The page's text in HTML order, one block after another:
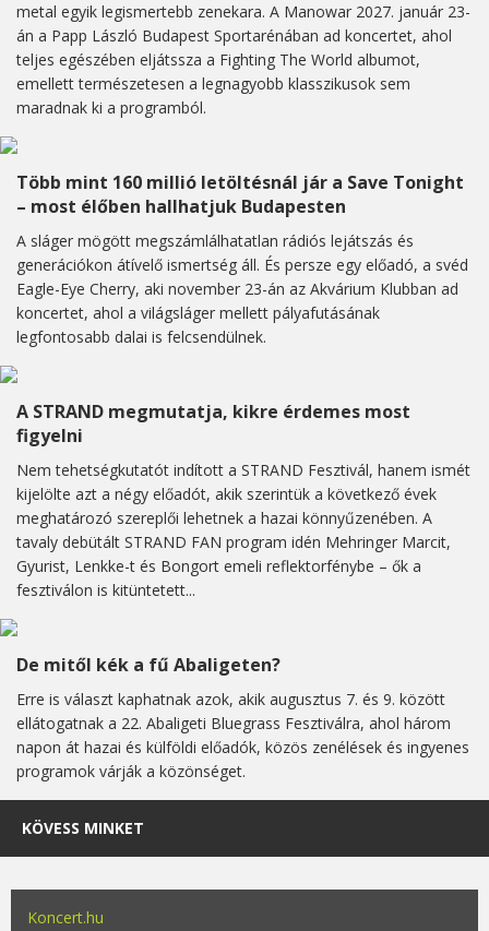
metal egyik legismertebb zenekara. A Manowar 2027. január 23-
án a Papp László Budapest Sportarénában ad koncertet, ahol
teljes egészében eljátssza a Fighting The World albumot,
emellett természetesen a legnagyobb klasszikusok sem
maradnak ki a programból.
Több mint 160 millió letöltésnál jár a Save Tonight
– most élőben hallhatjuk Budapesten
A sláger mögött megszámlálhatatlan rádiós lejátszás és
generációkon átívelő ismertség áll. És persze egy előadó, a svéd
Eagle-Eye Cherry, aki november 23-án az Akvárium Klubban ad
koncertet, ahol a világsláger mellett pályafutásának
legfontosabb dalai is felcsendülnek.
A STRAND megmutatja, kikre érdemes most
figyelni
Nem tehetségkutatót indított a STRAND Fesztivál, hanem ismét
kijelölte azt a négy előadót, akik szerintük a következő évek
meghatározó szereplői lehetnek a hazai könnyűzenében. A
tavaly debütált STRAND FAN program idén Mehringer Marcit,
Gyurist, Lenkke-t és Bongort emeli reflektorfénybe – ők a
fesztiválon is kitüntetett...
De mitől kék a fű Abaligeten?
Erre is választ kaphatnak azok, akik augusztus 7. és 9. között
ellátogatnak a 22. Abaligeti Bluegrass Fesztiválra, ahol három
napon át hazai és külföldi előadók, közös zenélések és ingyenes
programok várják a közönséget.
KÖVESS MINKET
Koncert.hu